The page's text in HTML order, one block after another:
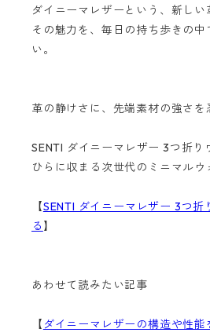
ダイニーマレザーという、新しい
その魅力を、毎日の持ち歩きの中
い。
革の静けさに、先端素材の強さを
SENTI ダイニーマレザー 3つ折り
ひらに収まる次世代のミニマルウ
【SENTI ダイニーマレザー 3つ折
る 】
あわせて読みたい記事
【 ダイニーマレザーの構造や性能